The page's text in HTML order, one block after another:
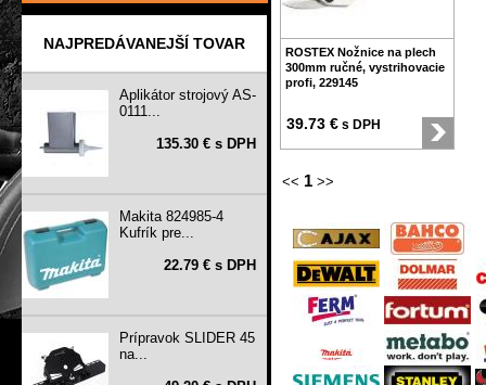
NAJPREDÁVANEJŠÍ TOVAR
Aplikátor strojový AS-
0111...
135.30 € s DPH
Makita 824985-4
Kufrík pre...
22.79 € s DPH
Prípravok SLIDER 45
na...
ROSTEX Nožnice na plech
300mm ručné, vystrihovacie
profi, 229145
39.73 € s DPH
<< 1 >>